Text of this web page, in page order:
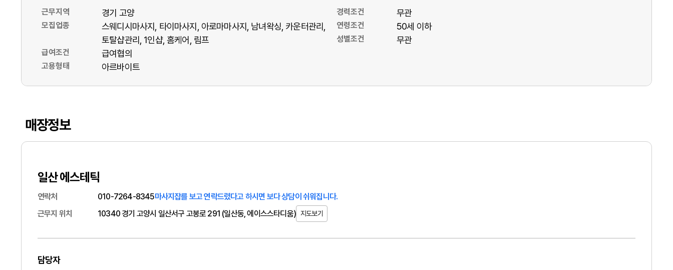
근무지역 경기 고양
모집업종 스웨디시마사지 타이마사지 아로마마사지 남녀왁싱 카운터관리
토탈샵관리
1인샵 홈케어 림프
급여조건 급여협의
고용형태 아르바이트
경력조건 무관
연령조건 50세 이하
성별조건 무관
매장정보
일산 에스테틱
연락처 010-7264-8345마사지잡를 보고 연락드렸다고 하시면 보다 상담이 쉬워집니다.
근무지 위치
10340 경기 고양시 일산서구 고봉로 291 (일산동, 에이스스타디움) 지도보기
담당자